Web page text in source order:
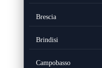
Brescia
Brindisi
Campobasso